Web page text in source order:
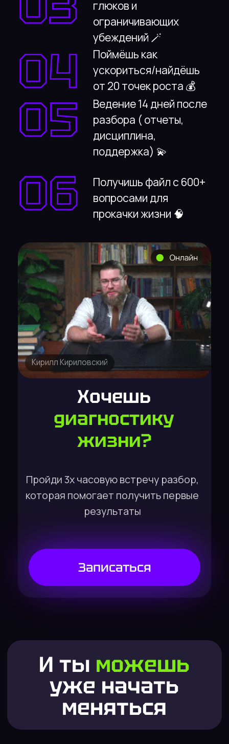
Записаться
Ты поймёшь что происходит
в 27 сферах твоей жизни 🏆
02 Узнаешь правду о себе,
которая поможет
вырасти и получишь план
развития на 365 дней 📚
убеждений 🪄
04 Поймёшь как ускориться/
найдёшь от 20 точек
роста 💰
05
Ведение 14 дней после
разбора ( отчеты,
дисциплина, поддержка)
💫
06 Получишь файл с 600+
вопросами для прокачки
жизни 🧠
750+
Диагностик проведено за
95%
Людей после диагностики
1.5 часа
1 боль
Минимум решается за одну
диагностику
Диагностика
Хочешь